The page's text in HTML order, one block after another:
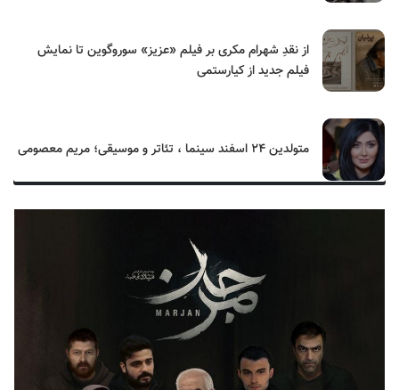
از نقدِ شهرام مکری بر فیلم «عزیز» سوروگوین تا نمایش
فیلم جدید از کیارستمی
متولدین ۲۴ اسفند سینما ، تئاتر و موسیقی؛ مریم معصومی